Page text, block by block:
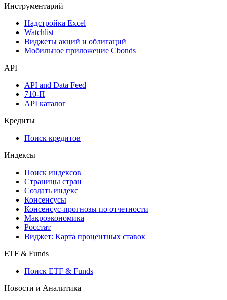
Инструментарий
Надстройка Excel
Watchlist
Виджеты акций и облигаций
Мобильное приложение Cbonds
API
API and Data Feed
710-П
API каталог
Кредиты
Поиск кредитов
Индексы
Поиск индексов
Страницы стран
Создать индекс
Консенсусы
Консенсус-прогнозы по отчетности
Макроэкономика
Росстат
Виджет: Карта процентных ставок
ETF & Funds
Поиск ETF & Funds
Новости и Аналитика